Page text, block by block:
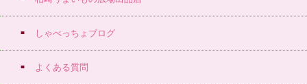
しゃべっちょブログ
よくある質問